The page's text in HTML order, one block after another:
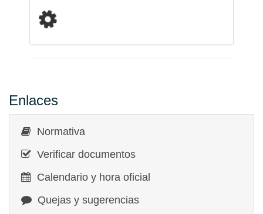
Enlaces
Normativa
Verificar documentos
Calendario y hora oficial
Quejas y sugerencias